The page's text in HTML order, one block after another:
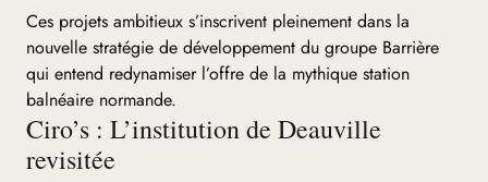
Ces projets ambitieux s’inscrivent pleinement dans la
nouvelle stratégie de développement du groupe Barrière
qui entend redynamiser l’offre de la mythique station
balnéaire normande.
Ciro’s : L’institution de Deauville
revisitée